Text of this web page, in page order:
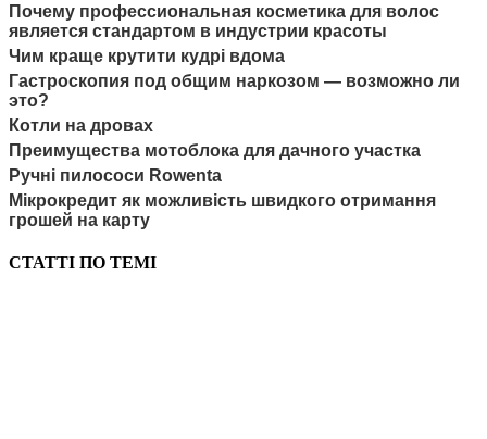
Почему профессиональная косметика для волос
является стандартом в индустрии красоты
Чим краще крутити кудрі вдома
Гастроскопия под общим наркозом — возможно ли
это?
Котли на дровах
Преимущества мотоблока для дачного участка
Ручні пилососи Rowenta
Мікрокредит як можливість швидкого отримання
грошей на карту
СТАТТІ ПО ТЕМІ